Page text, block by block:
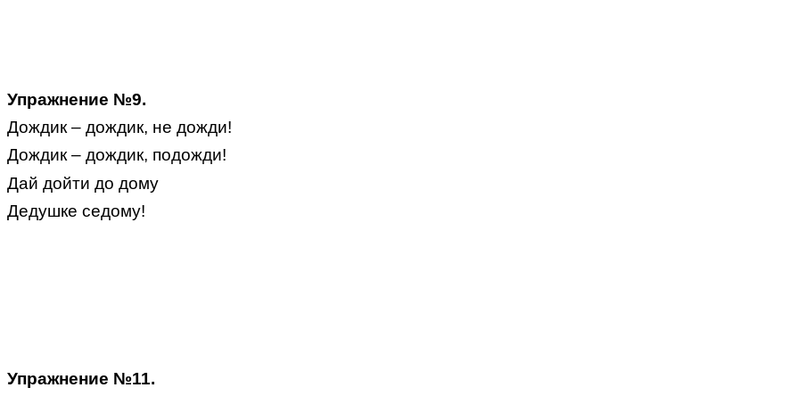
Упражнение №9.
Дождик – дождик, не дожди!
Дождик – дождик, подожди!
Дай дойти до дому
Дедушке седому!
Упражнение №11.